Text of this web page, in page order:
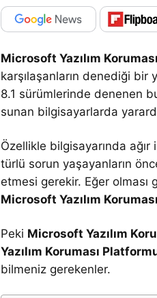
Microsoft Yazılım
karşılaşanların denediği
8.1 sürümlerinde denenen
sunan bilgisayarlarda
Özellikle bilgisayarında
türlü sorun yaşayanların
etmesi gerekir. Eğer olması
Microsoft Yazılım
Peki Microsoft Yazılım
Yazılım Koruması
bilmeniz gerekenler.